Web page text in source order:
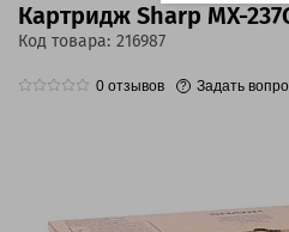
Картридж Sharp MX-
Код товара: 216987
0 отзывов Задать